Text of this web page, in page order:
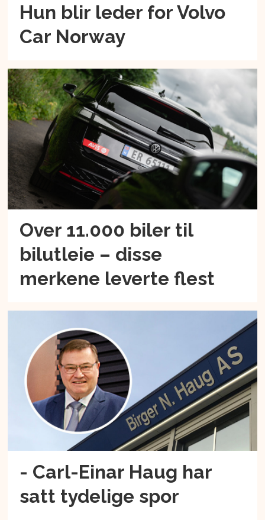
Hun blir leder for Volvo
Car Norway
Over 11.000 biler til
bilutleie – disse
merkene leverte flest
- Carl-Einar Haug har
satt tydelige spor